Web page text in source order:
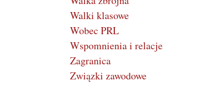
Walki klasowe
Wobec PRL
Wspomnienia i relacje
Zagranica
Związki zawodowe